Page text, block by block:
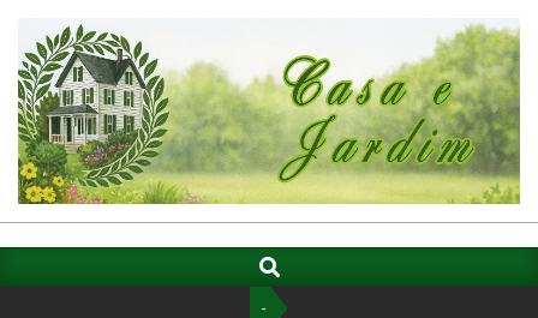
content
CASA
E
Navigation
Search
-